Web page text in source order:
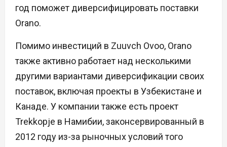
год поможет диверсифицировать поставки
Orano.
Помимо инвестиций в Zuuvch Ovoo, Orano
также активно работает над несколькими
другими вариантами диверсификации своих
поставок, включая проекты в Узбекистане и
Канаде. У компании также есть проект
Trekkopje в Намибии, законсервированный в
2012 году из-за рыночных условий того